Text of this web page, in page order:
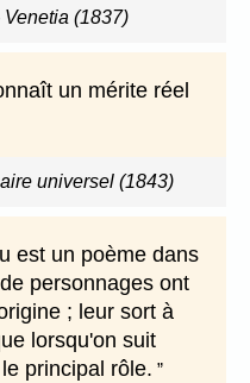
Venetia (1837)
un mérite réel
universel (1843)
est un poème dans
personnages ont
; leur sort à
lorsqu'on suit
principal rôle.